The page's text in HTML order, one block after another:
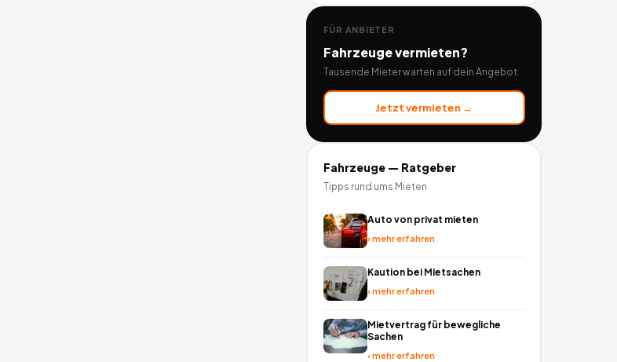
FÜR ANBIETER
Fahrzeugevermieten?
Tausende Mieter warten auf dein Angebot.
Jetzt vermieten →
Fahrzeuge— Ratgeber
Tipps rund ums Mieten
Auto von privat mieten
›mehr erfahren
Kaution bei Mietsachen
›mehr erfahren
Mietvertrag für bewegliche
Sachen
›mehr erfahren